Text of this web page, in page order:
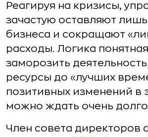
Реагируя на кризисы,
зачастую оставляют
бизнеса и сокращают
расходы. Логика
заморозить
ресурсы до «лучших
позитивных изменений в
можно ждать очень
Член совета директоров